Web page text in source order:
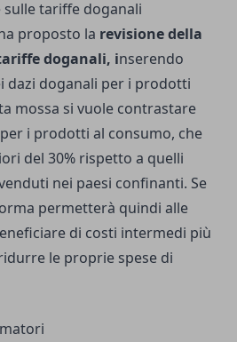
sulle tariffe doganali
proposto la revisione della
doganali, inserendo
dazi doganali per i prodotti
mossa si vuole contrastare
i prodotti al consumo, che
del 30% rispetto a quelli
nei paesi confinanti. Se
permetterà quindi alle
di costi intermedi più
le proprie spese di